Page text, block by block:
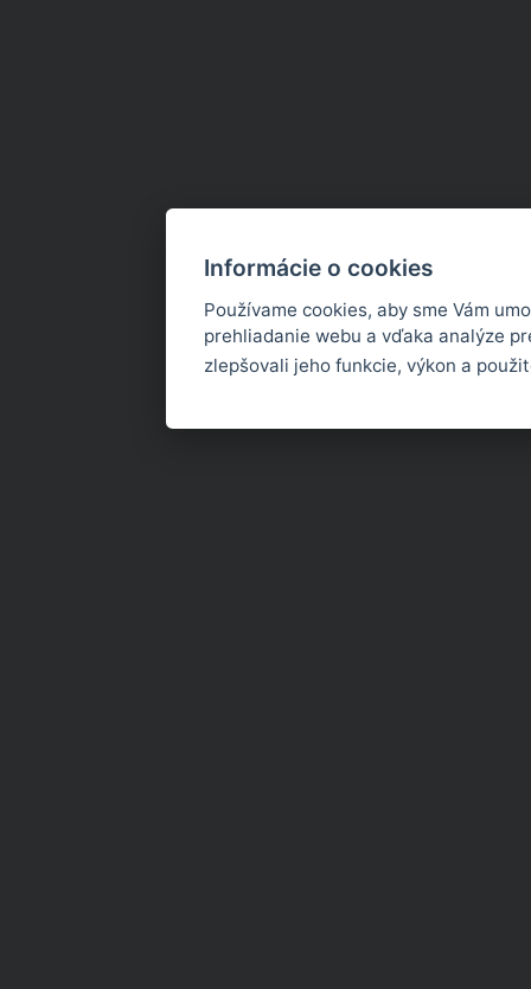
Informácie o cookies
Používame cookies, aby sme Vám
prehliadanie webu a vďaka analýze
zlepšovali jeho funkcie, výkon a